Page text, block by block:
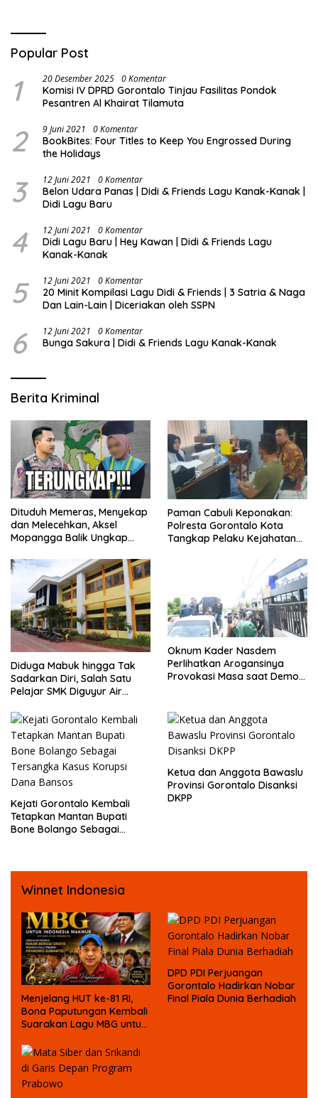
Popular Post
1 20 Desember 2025 0 Komentar
Komisi IV DPRD Gorontalo Tinjau Fasilitas Pondok
Pesantren Al Khairat Tilamuta
2 9 Juni 2021 0 Komentar
BookBites: Four Titles to Keep You Engrossed During
the Holidays
3 12 Juni 2021 0 Komentar
Belon Udara Panas | Didi & Friends Lagu Kanak-Kanak |
Didi Lagu Baru
4 12 Juni 2021 0 Komentar
Didi Lagu Baru | Hey Kawan | Didi & Friends Lagu
Kanak-Kanak
5 12 Juni 2021 0 Komentar
20 Minit Kompilasi Lagu Didi & Friends | 3 Satria & Naga
Dan Lain-Lain | Diceriakan oleh SSPN
6 12 Juni 2021 0 Komentar
Bunga Sakura | Didi & Friends Lagu Kanak-Kanak
Berita Kriminal
Dituduh Memeras, Menyekap
dan Melecehkan, Aksel
Mopangga Balik Ungkap
Paman Cabuli Keponakan:
Polresta Gorontalo Kota
Tangkap Pelaku Kejahatan
Diduga Mabuk hingga Tak
Sadarkan Diri, Salah Satu
Pelajar SMK Diguyur Air
Fisik oleh Beberapa
Temannya
Oknum Kader Nasdem
Perlihatkan Arogansinya
Provokasi Masa saat Demo
Kejati Gorontalo Kembali
Tetapkan Mantan Bupati
Bone Bolango Sebagai
Ketua dan Anggota Bawaslu
Provinsi Gorontalo Disanksi
DKPP
Winnet Indonesia
Menjelang HUT ke-81 RI,
Bona Paputungan Kembali
Suarakan Lagu MBG untuk
DPD PDI Perjuangan
Gorontalo Hadirkan Nobar
Final Piala Dunia Berhadiah